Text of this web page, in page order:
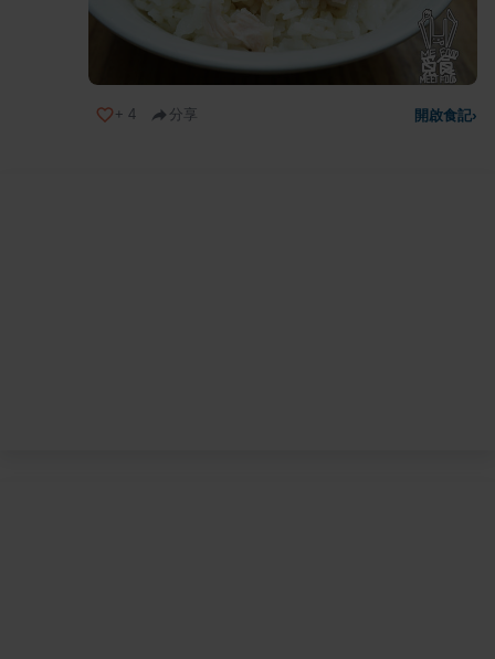
+ 4 分享 開啟食記›